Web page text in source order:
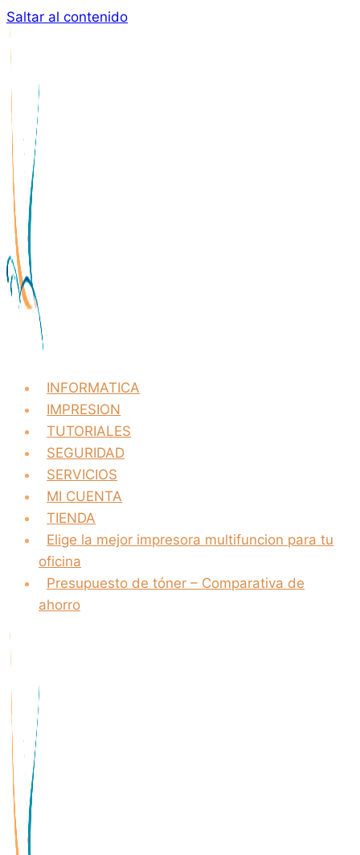
Saltar al contenido
INFORMATICA
IMPRESION
TUTORIALES
SEGURIDAD
SERVICIOS
MI CUENTA
TIENDA
Elige la mejor impresora multifuncion para tu
oficina
Presupuesto de tóner – Comparativa de
ahorro